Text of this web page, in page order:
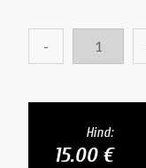
-
Hind:
15.00 €